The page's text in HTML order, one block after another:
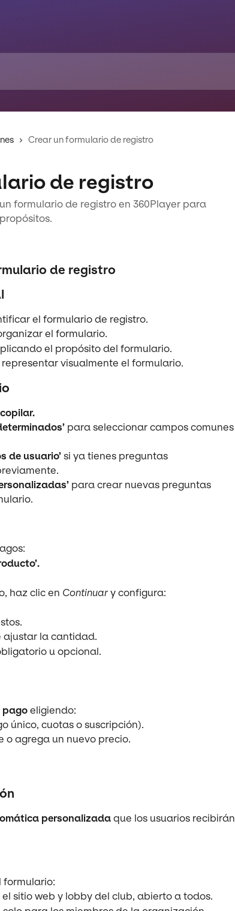
Crear un formulario de registro
de registro
formulario de registro en 360Player para
de registro
el formulario de registro.
el formulario.
el propósito del formulario.
visualmente el formulario.
para seleccionar campos comunes
de usuario’ si ya tienes preguntas
para crear nuevas preguntas
haz clic en Continuar y configura:
ajustar la cantidad.
u opcional.
pago eligiendo:
único, cuotas o suscripción).
o agrega un nuevo precio.
personalizada que los usuarios recibirán
formulario:
sitio web y lobby del club, abierto a todos.